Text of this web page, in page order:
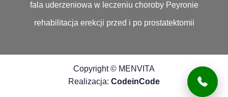
fala uderzeniowa w leczeniu choroby Peyronie
rehabilitacja erekcji przed i po prostatektomii
Copyright © MENVITA
Realizacja: CodeinCode